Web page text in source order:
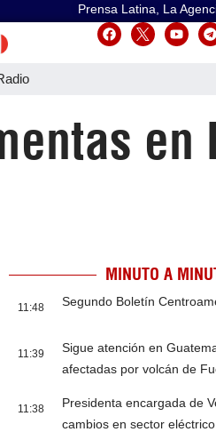
Prensa Latina, La
en
MINUTO A
11:48 Segundo Boletín
11:39
Sigue atención en
afectadas por volcán de
11:38
Presidenta encargada de
cambios en sector eléctrico